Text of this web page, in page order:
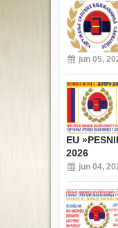
jun 05,
EU
2026
jun 04,